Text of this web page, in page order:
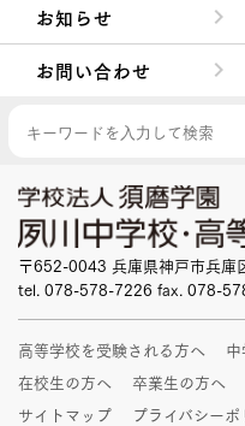
お知らせ
お問い合わせ
〒652-0043 兵庫県神戸市兵庫
tel. 078-578-7226 fax. 078-
高等学校を受験される方へ
在校生の方へ
卒業生の方へ
サイトマップ
プライバシー